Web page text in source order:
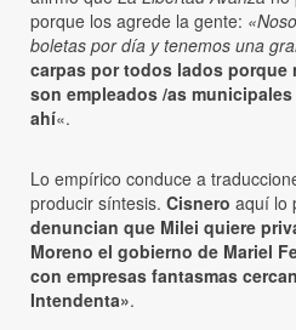
porque los agrede la gente:
boletas por día y tenemos una
carpas por todos lados porque
son empleados /as
ahí«.
Lo empírico conduce a
producir síntesis. Cisnero aquí lo
denuncian que Milei quiere
Moreno el gobierno de Mariel
con empresas fantasmas
Intendenta».